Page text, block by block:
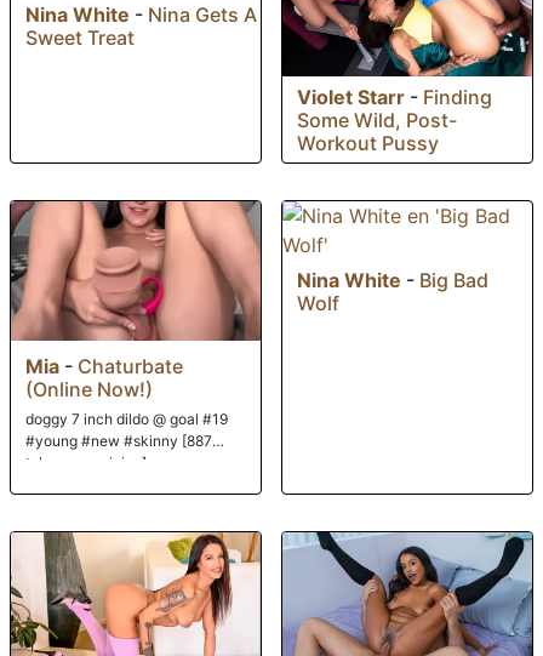
Nina White - Nina Gets A
Sweet Treat
Violet Starr - Finding
Some Wild, Post-
Workout Pussy
Mia - Chaturbate
(Online Now!)
doggy 7 inch dildo @ goal #19
#young #new #skinny [887
tokens remaining]
Nina White - Big Bad
Wolf